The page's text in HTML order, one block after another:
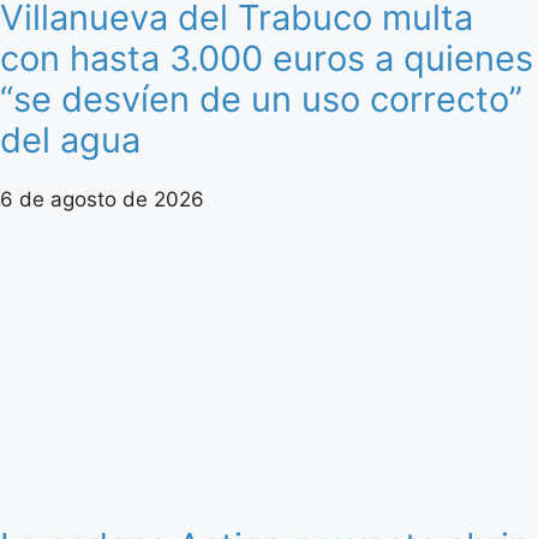
Villanueva del Trabuco multa
con hasta 3.000 euros a quienes
“se desvíen de un uso correcto”
del agua
6 de agosto de 2026